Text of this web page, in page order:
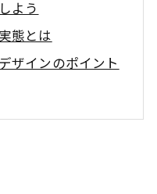
よう
態とは
ザインのポイント
分析
留意点
る方法